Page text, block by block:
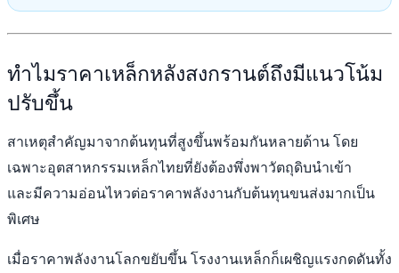
ทำไมราคาเหล็กหลังสงกรานต์ถึงมีแนวโน้ม
ปรับขึ้น
สาเหตุสำคัญมาจากต้นทุนที่สูงขึ้นพร้อมกันหลายด้าน โดย
เฉพาะอุตสาหกรรมเหล็กไทยที่ยังต้องพึ่งพาวัตถุดิบนำเข้า
และมีความอ่อนไหวต่อราคาพลังงานกับต้นทุนขนส่งมากเป็น
พิเศษ
เมื่อราคาพลังงานโลกขยับขึ้น โรงงานเหล็กก็เผชิญแรงกดดันทั้ง